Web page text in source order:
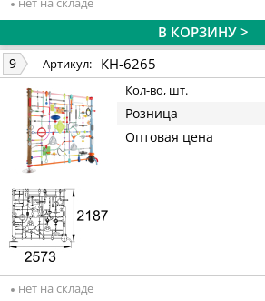
В КОРЗИНУ >
9 Артикул: КН-6265
Кол-во, шт.
Розница
Оптовая цена
нет на складе